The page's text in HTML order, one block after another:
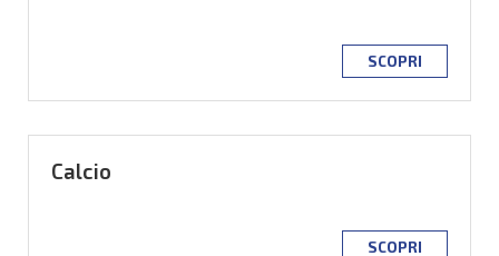
SCOPRI
Calcio
SCOPRI